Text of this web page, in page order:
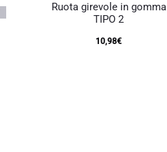
Ruota girevole in gomma
TIPO 2
10,98€